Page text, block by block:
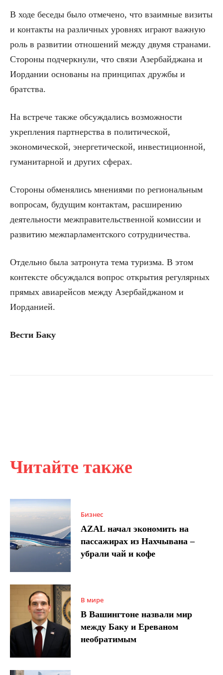
Читайте также
Бизнес
AZAL начал экономить на
пассажирах из Нахчывана –
убрали чай и кофе
В мире
В Вашингтоне назвали мир
между Баку и Ереваном
необратимым
В ходе беседы было отмечено, что взаимные визиты
и контакты на различных уровнях играют важную
роль в развитии отношений между двумя странами.
Стороны подчеркнули, что связи Азербайджана и
Иордании основаны на принципах дружбы и
братства.
На встрече также обсуждались возможности
укрепления партнерства в политической,
экономической, энергетической, инвестиционной,
гуманитарной и других сферах.
Стороны обменялись мнениями по региональным
вопросам, будущим контактам, расширению
деятельности межправительственной комиссии и
развитию межпарламентского сотрудничества.
Отдельно была затронута тема туризма. В этом
контексте обсуждался вопрос открытия регулярных
прямых авиарейсов между Азербайджаном и
Иорданией.
Вести Баку